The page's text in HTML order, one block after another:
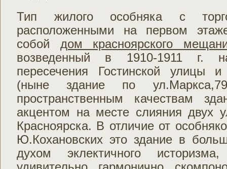
Тип жилого особняка с
расположенными на первом
собой дом красноярского
возведенный в 1910-1911 г.
пересечения Гостинской улицы и
(ныне здание по
пространственным качествам
акцентом на месте слияния двух
Красноярска. В отличие от
Ю.Кохановских это здание в
духом эклектичного